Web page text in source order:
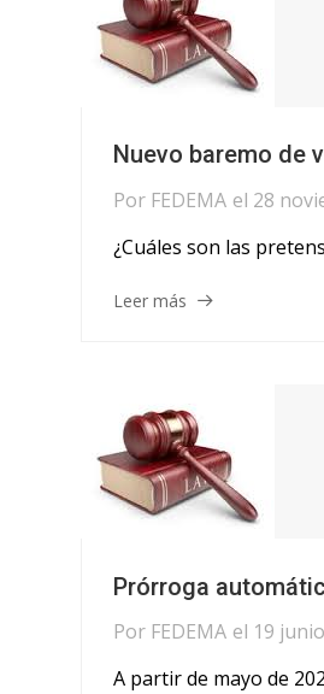
Nuevo baremo de
Por FEDEMA el 28
¿Cuáles son las
Leer más
Prórroga
Por FEDEMA el 19
A partir de mayo de